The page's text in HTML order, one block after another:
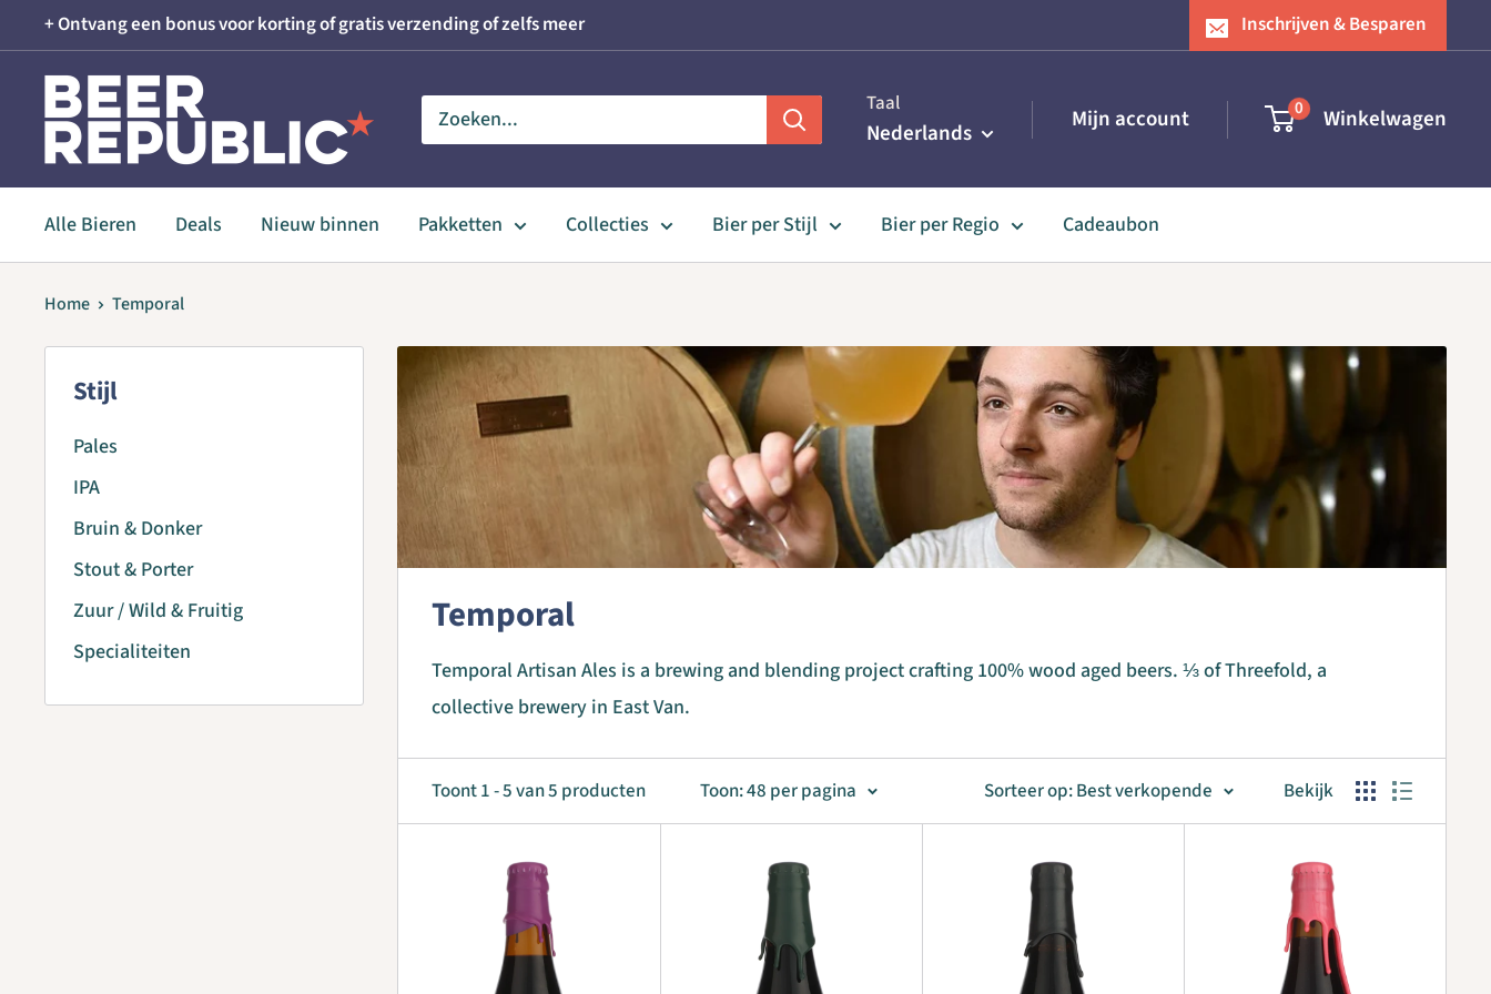
to
content
+ Ontvang een bonus voor korting of gratis verzending of zelfs meer Inschrijven & Besparen
Beer
Republic
Taal
Nederlands Mijn account 0 Winkelwagen
Alle Bieren Deals Nieuw binnen Pakketten Collecties Bier per Stijl Bier per Regio Cadeaubon
Home Temporal
Stijl
Pales
IPA
Bruin & Donker
Stout & Porter
Zuur / Wild & Fruitig
Specialiteiten
Temporal
Temporal Artisan Ales is a brewing and blending project crafting 100% wood aged beers. ⅓ of Threefold, a
collective brewery in East Van.
Toont 1 - 5 van 5 producten Toon: 48 per pagina Sorteer op: Best verkopende Bekijk